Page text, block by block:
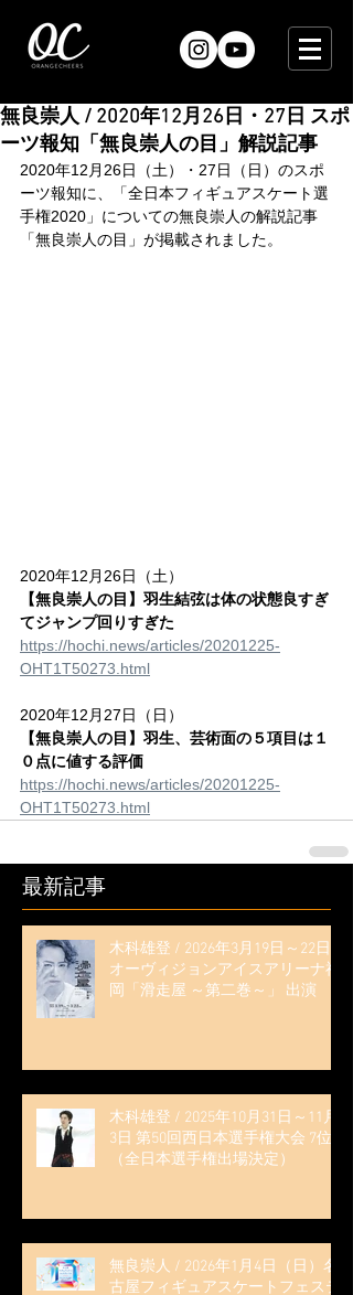
無良崇人 / 2020年12月26日・27日 スポ
ーツ報知「無良崇人の目」解説記事
2020年12月26日（土）・27日（日）のスポ
ーツ報知に、「全日本フィギュアスケート選
手権2020」についての無良崇人の解説記事
「無良崇人の目」が掲載されました。
2020年12月26日（土）
【無良崇人の目】羽生結弦は体の状態良すぎ
てジャンプ回りすぎた
https://hochi.news/articles/20201225-
OHT1T50273.html
2020年12月27日（日）
【無良崇人の目】羽生、芸術面の５項目は１
０点に値する評価
https://hochi.news/articles/20201225-
OHT1T50273.html
最新記事
木科雄登 / 2026年3月19日～22日
オーヴィジョンアイスアリーナ福
岡「滑走屋 ～第二巻～」 出演
木科雄登 / 2025年10月31日～11月
3日 第50回西日本選手権大会 7位
（全日本選手権出場決定）
無良崇人 / 2026年1月4日（日）名
古屋フィギュアスケートフェステ